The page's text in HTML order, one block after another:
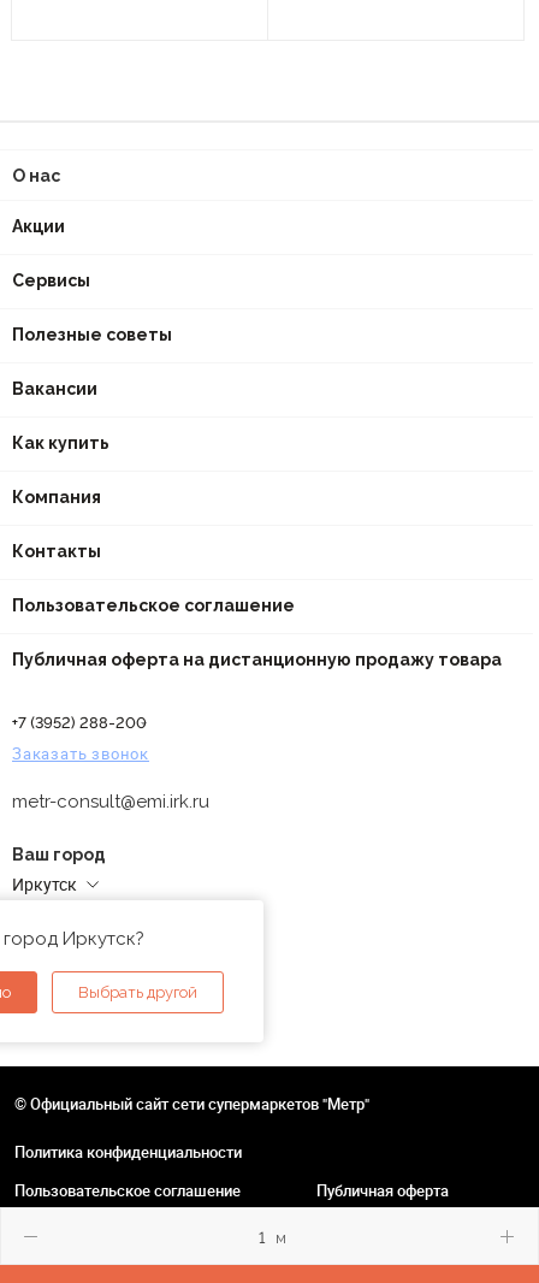
м
О нас
Акции
Сервисы
Полезные советы
Вакансии
Как купить
Компания
Контакты
Пользовательское соглашение
Публичная оферта на дистанционную продажу товара
+7 (3952) 288-200
Заказать звонок
metr-consult@emi.irk.ru
Ваш город
Иркутск
Иркутск?
Выбрать другой
© Официальный сайт сети супермаркетов "Метр"
Политика конфиденциальности
Пользовательское соглашение
Публичная оферта